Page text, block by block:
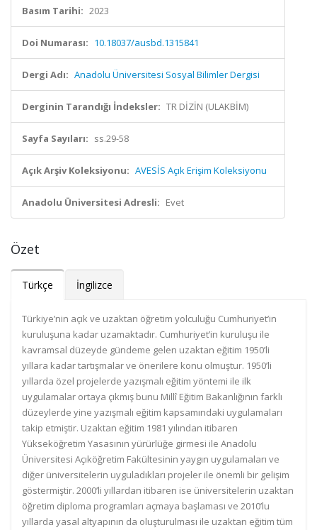
Basım Tarihi: 2023
Doi Numarası: 10.18037/ausbd.1315841
Dergi Adı: Anadolu Üniversitesi Sosyal Bilimler Dergisi
Derginin Tarandığı İndeksler: TR DİZİN (ULAKBİM)
Sayfa Sayıları: ss.29-58
Açık Arşiv Koleksiyonu: AVESİS Açık Erişim Koleksiyonu
Anadolu Üniversitesi Adresli: Evet
Özet
Türkçe İngilizce
Türkiye’nin açık ve uzaktan öğretim yolculuğu Cumhuriyet’in
kuruluşuna kadar uzamaktadır. Cumhuriyet’in kuruluşu ile
kavramsal düzeyde gündeme gelen uzaktan eğitim 1950’li
yıllara kadar tartışmalar ve önerilere konu olmuştur. 1950’li
yıllarda özel projelerde yazışmalı eğitim yöntemi ile ilk
uygulamalar ortaya çıkmış bunu Millî Eğitim Bakanlığının farklı
düzeylerde yine yazışmalı eğitim kapsamındaki uygulamaları
takip etmiştir. Uzaktan eğitim 1981 yılından itibaren
Yükseköğretim Yasasının yürürlüğe girmesi ile Anadolu
Üniversitesi Açıköğretim Fakültesinin yaygın uygulamaları ve
diğer üniversitelerin uyguladıkları projeler ile önemli bir gelişim
göstermiştir. 2000’li yıllardan itibaren ise üniversitelerin uzaktan
öğretim diploma programları açmaya başlaması ve 2010’lu
yıllarda yasal altyapının da oluşturulması ile uzaktan eğitim tüm